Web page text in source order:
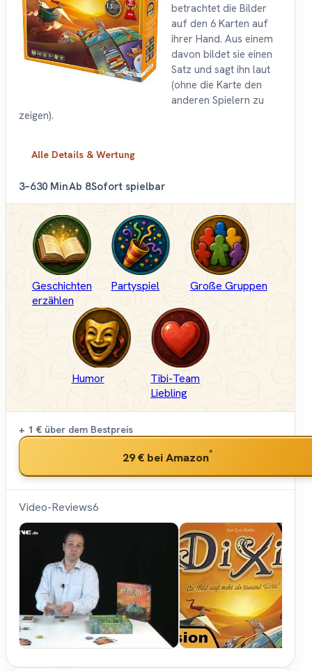
betrachtet die Bilder
auf den 6 Karten auf
ihrer Hand. Aus einem
davon bildet sie einen
Satz und sagt ihn laut
(ohne die Karte den
anderen Spielern zu
zeigen).
Alle Details & Wertung
3–630 MinAb 8Sofort spielbar
Geschichten
erzählen
Partyspiel Große Gruppen
Humor
Tibi-Team
Liebling
+ 1 € über dem Bestpreis
29 € bei Amazon*
Video-Reviews6
Spiele-
Offensive.de